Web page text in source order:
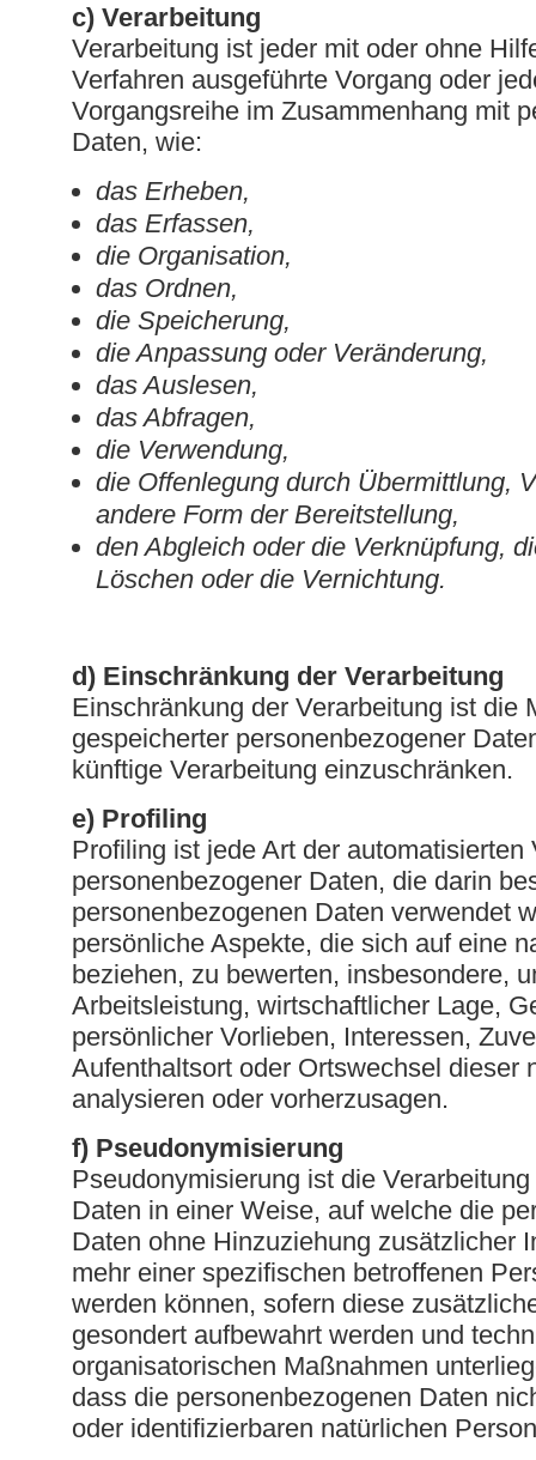
c) Verarbeitung
Verarbeitung ist jeder mit oder ohne
Verfahren ausgeführte Vorgang oder
Vorgangsreihe im Zusammenhang mit
Daten, wie:
das Erheben,
das Erfassen,
die Organisation,
das Ordnen,
die Speicherung,
die Anpassung oder Veränderung,
das Auslesen,
das Abfragen,
die Verwendung,
die Offenlegung durch Übermittlung,
andere Form der Bereitstellung,
den Abgleich oder die Verknüpfung,
Löschen oder die Vernichtung.
d) Einschränkung der Verarbeitung
Einschränkung der Verarbeitung ist die
gespeicherter personenbezogener
künftige Verarbeitung einzuschränken.
e) Profiling
Profiling ist jede Art der automatisierten
personenbezogener Daten, die darin
personenbezogenen Daten verwendet
persönliche Aspekte, die sich auf eine
beziehen, zu bewerten, insbesondere,
Arbeitsleistung, wirtschaftlicher Lage,
persönlicher Vorlieben, Interessen,
Aufenthaltsort oder Ortswechsel dieser
analysieren oder vorherzusagen.
f) Pseudonymisierung
Pseudonymisierung ist die
Daten in einer Weise, auf welche die
Daten ohne Hinzuziehung zusätzlicher
mehr einer spezifischen betroffenen
werden können, sofern diese
gesondert aufbewahrt werden und
organisatorischen Maßnahmen
dass die personenbezogenen Daten
oder identifizierbaren natürlichen